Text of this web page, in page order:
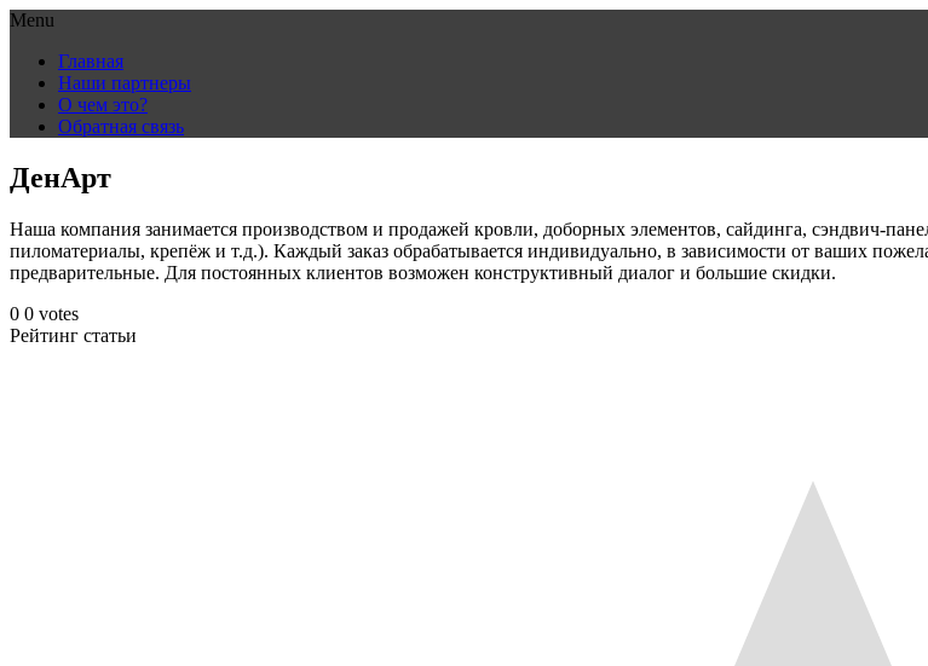
Menu
content
Главная
Наши партнеры
О чем это?
Обратная связь
ДенАрт
Наша компания занимается производством и продажей кровли, доборных элементов, сайдинга, сэндвич-
пиломатериалы, крепёж и т.д.). Каждый заказ обрабатывается индивидуально, в зависимости от ваших
предварительные. Для постоянных клиентов возможен конструктивный диалог и большие скидки.
0 0 votes
Рейтинг статьи